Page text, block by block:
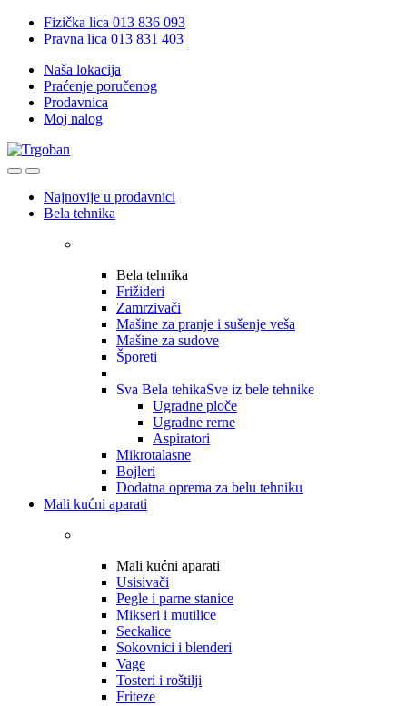
Skip
Skip
Fizička lica 013 836 093
Pravna lica 013 831 403
Naša lokacija
Praćenje poručenog
Prodavnica
Moj nalog
OpenClose
Najnovije u prodavnici
Bela tehnika
Bela tehnika
Frižideri
Zamrzivači
Mašine za pranje i sušenje veša
Mašine za sudove
Šporeti
Sva Bela tehikaSve iz bele tehnike
Ugradne ploče
Ugradne rerne
Aspiratori
Mikrotalasne
Bojleri
Dodatna oprema za belu tehniku
Mali kućni aparati
Mali kućni aparati
Usisivači
Pegle i parne stanice
Mikseri i mutilice
Seckalice
Sokovnici i blenderi
Vage
Tosteri i roštilji
Friteze